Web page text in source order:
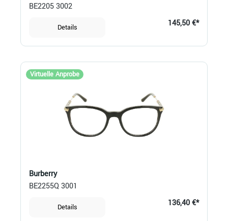
BE2205 3002
Details 145,50 €*
Virtuelle Anprobe
Burberry
BE2255Q 3001
Details 136,40 €*